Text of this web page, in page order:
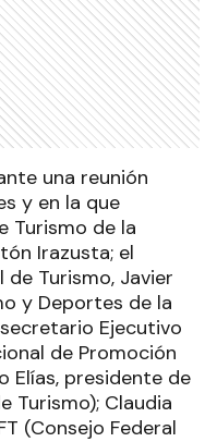
una reunión
y en la que
Turismo de la
Irazusta; el
Turismo, Javier
y Deportes de la
Ejecutivo
de Promoción
Elías, presidente de
Turismo); Claudia
(Consejo Federal